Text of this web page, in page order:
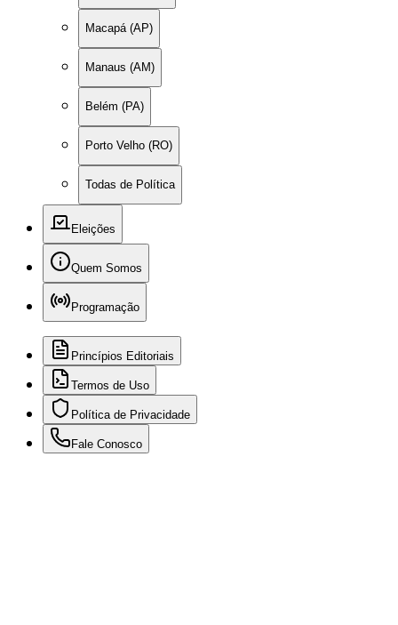
Macapá (AP)
Manaus (AM)
Belém (PA)
Porto Velho (RO)
Todas de Política
Eleições
Quem Somos
Programação
Princípios Editoriais
Termos de Uso
Política de Privacidade
Fale Conosco